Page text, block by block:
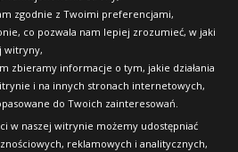
zgodnie z Twoimi preferencjami,
co pozwala nam lepiej zrozumieć, w jaki
witryny,
zbieramy informacje o tym, jakie działania
i na innych stronach internetowych,
do Twoich zainteresowań.
w naszej witrynie możemy udostępniać
reklamowych i analitycznych,